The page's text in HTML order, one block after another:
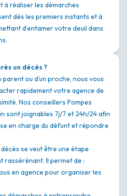
à réaliser les démarches
dès les premiers instants et à
d’entamer votre deuil dans
un décès ?
ou d’un proche, nous vous
rapidement votre agence de
Nos conseillers Pompes
sont joignables 7j/7 et 24h/24 afin
en charge du défunt et répondre
se veut être une étape
rassérénant. Il permet de :
en agence pour organiser les